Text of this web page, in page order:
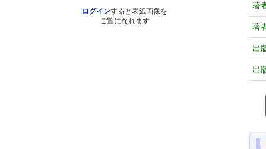
ログインすると表紙画像を
ご覧になれます
著
著
出
出